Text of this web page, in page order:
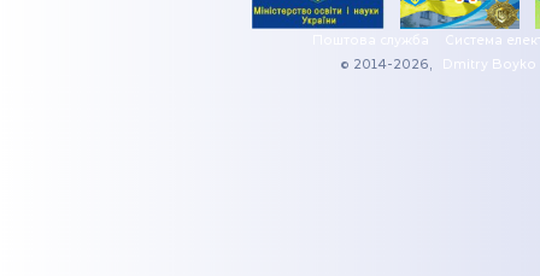
Поштова служба
Система
© 2014-2026,
Dmitry Boyko